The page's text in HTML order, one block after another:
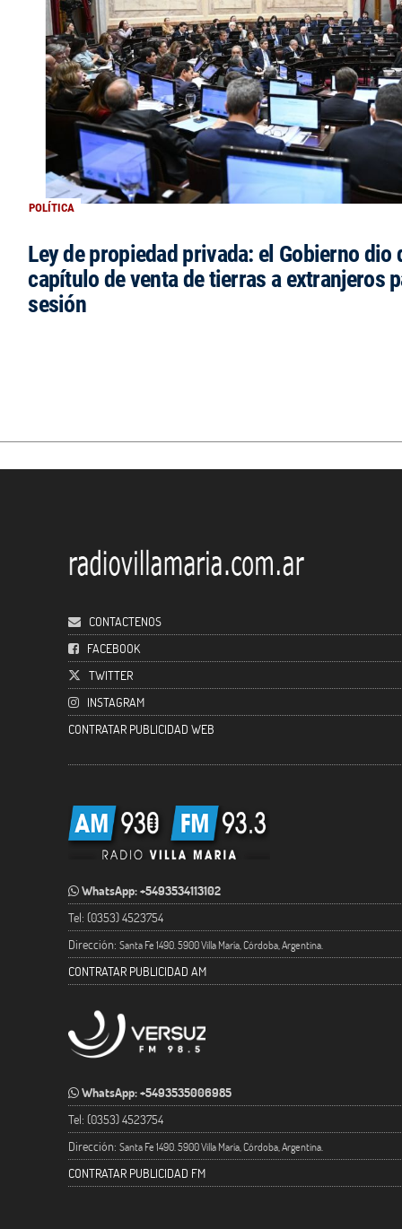
POLÍTICA
Ley de propiedad privada: el Gobierno dio
capítulo de venta de tierras a extranjeros
sesión
CONTACTENOS
FACEBOOK
TWITTER
INSTAGRAM
CONTRATAR PUBLICIDAD WEB
WhatsApp: +5493534113102
Tel: (0353) 4523754
Dirección: Santa Fe 1490. 5900 Villa María, Córdoba, Argentina.
CONTRATAR PUBLICIDAD AM
WhatsApp: +5493535006985
Tel: (0353) 4523754
Dirección: Santa Fe 1490. 5900 Villa María, Córdoba, Argentina.
CONTRATAR PUBLICIDAD FM